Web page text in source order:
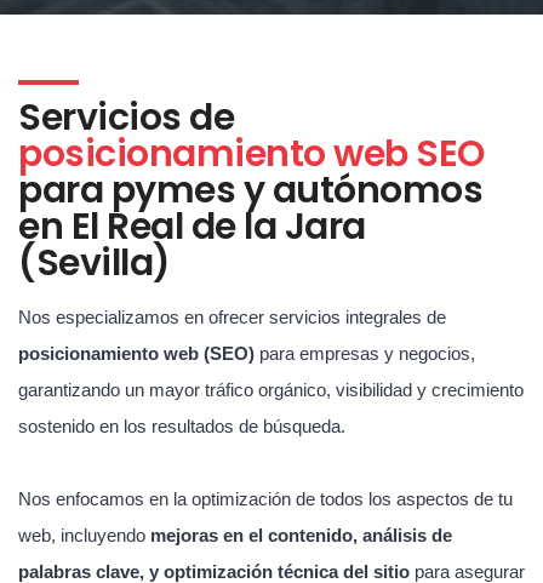
Servicios de
posicionamiento web SEO
para pymes y autónomos
en El Real de la Jara
(Sevilla)
Nos especializamos en ofrecer servicios integrales de
posicionamiento web (SEO) para empresas y negocios,
garantizando un mayor tráfico orgánico, visibilidad y crecimiento
sostenido en los resultados de búsqueda.
Nos enfocamos en la optimización de todos los aspectos de tu
web, incluyendo mejoras en el contenido, análisis de
palabras clave, y optimización técnica del sitio para asegurar